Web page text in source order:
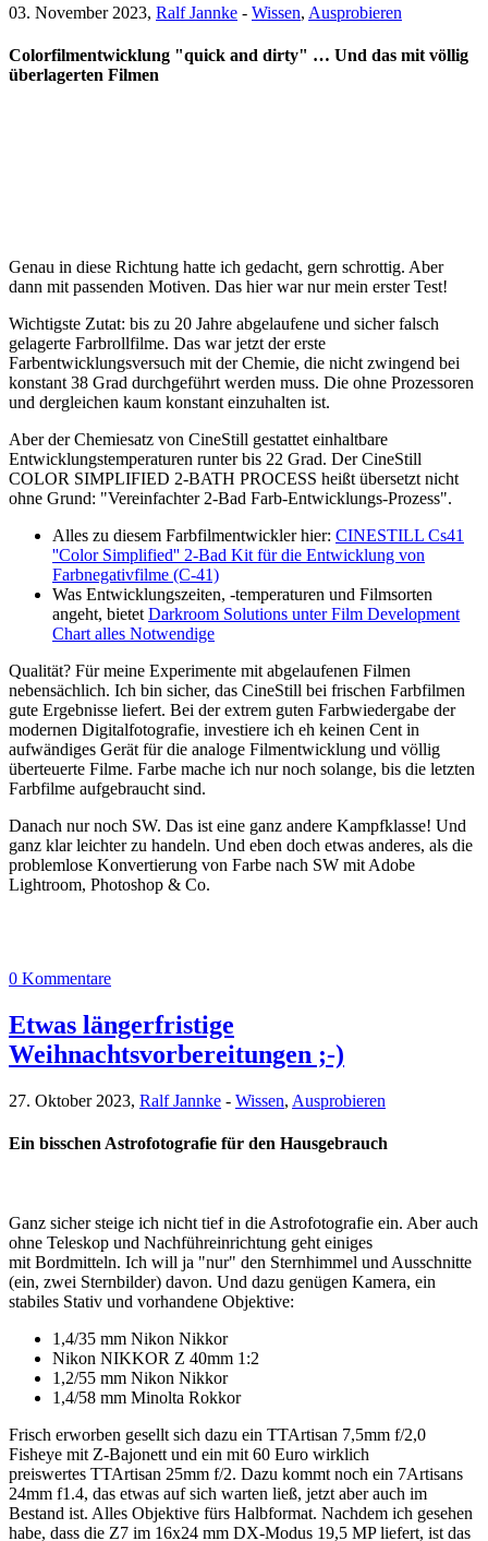
03. November 2023, Ralf Jannke - Wissen, Ausprobieren
Colorfilmentwicklung "quick and dirty" … Und das mit völlig
überlagerten Filmen
Genau in diese Richtung hatte ich gedacht, gern schrottig. Aber
dann mit passenden Motiven. Das hier war nur mein erster Test!
Wichtigste Zutat: bis zu 20 Jahre abgelaufene und sicher falsch
gelagerte Farbrollfilme. Das war jetzt der erste
Farbentwicklungsversuch mit der Chemie, die nicht zwingend bei
konstant 38 Grad durchgeführt werden muss. Die ohne Prozessoren
und dergleichen kaum konstant einzuhalten ist.
Aber der Chemiesatz von CineStill gestattet einhaltbare
Entwicklungstemperaturen runter bis 22 Grad. Der CineStill
COLOR SIMPLIFIED 2-BATH PROCESS heißt übersetzt nicht
ohne Grund: "Vereinfachter 2-Bad Farb-Entwicklungs-Prozess".
Alles zu diesem Farbfilmentwickler hier: CINESTILL Cs41
''Color Simplified'' 2-Bad Kit für die Entwicklung von
Farbnegativfilme (C-41)
Was Entwicklungszeiten, -temperaturen und Filmsorten
angeht, bietet Darkroom Solutions unter Film Development
Chart alles Notwendige
Qualität? Für meine Experimente mit abgelaufenen Filmen
nebensächlich. Ich bin sicher, das CineStill bei frischen Farbfilmen
gute Ergebnisse liefert. Bei der extrem guten Farbwiedergabe der
modernen Digitalfotografie, investiere ich eh keinen Cent in
aufwändiges Gerät für die analoge Filmentwicklung und völlig
überteuerte Filme. Farbe mache ich nur noch solange, bis die letzten
Farbfilme aufgebraucht sind.
Danach nur noch SW. Das ist eine ganz andere Kampfklasse! Und
ganz klar leichter zu handeln. Und eben doch etwas anderes, als die
problemlose Konvertierung von Farbe nach SW mit Adobe
Lightroom, Photoshop & Co.
0 Kommentare
Etwas längerfristige
Weihnachtsvorbereitungen ;-)
27. Oktober 2023, Ralf Jannke - Wissen, Ausprobieren
Ein bisschen Astrofotografie für den Hausgebrauch
Ganz sicher steige ich nicht tief in die Astrofotografie ein. Aber auch
ohne Teleskop und Nachführeinrichtung geht einiges
mit Bordmitteln. Ich will ja "nur" den Sternhimmel und Ausschnitte
(ein, zwei Sternbilder) davon. Und dazu genügen Kamera, ein
stabiles Stativ und vorhandene Objektive:
1,4/35 mm Nikon Nikkor
Nikon NIKKOR Z 40mm 1:2
1,2/55 mm Nikon Nikkor
1,4/58 mm Minolta Rokkor
Frisch erworben gesellt sich dazu ein TTArtisan 7,5mm f/2,0
Fisheye mit Z-Bajonett und ein mit 60 Euro wirklich
preiswertes TTArtisan 25mm f/2. Dazu kommt noch ein 7Artisans
24mm f1.4, das etwas auf sich warten ließ, jetzt aber auch im
Bestand ist. Alles Objektive fürs Halbformat. Nachdem ich gesehen
habe, dass die Z7 im 16x24 mm DX-Modus 19,5 MP liefert, ist das